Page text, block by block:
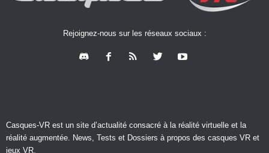
Rejoignez-nous sur les réseaux sociaux :
Casques-VR est un site d’actualité consacré à la réalité virtuelle et la
réalité augmentée. News, Tests et Dossiers à propos des casques VR et
jeux VR.